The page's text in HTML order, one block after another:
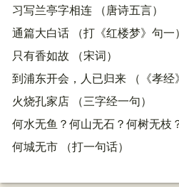
习写兰亭字相连 （唐诗五言）
通篇大白话 （打《红楼梦》句一）
只有香如故 （宋词）
到浦东开会，人已归来 （《孝经
火烧孔家店 （三字经一句）
何水无鱼？何山无石？何树无枝
何城无市 （打一句话）